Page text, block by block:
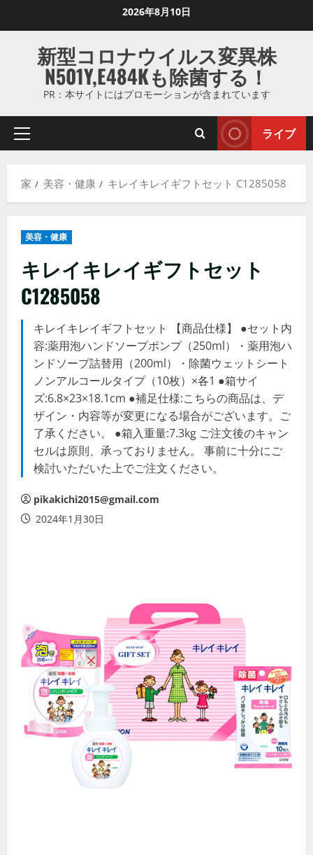
ス
ッ
ま
2026年8月10日
新型コロナウイルス変異株
N501Y,E484Kも除菌する！
PR：本サイトにはプロモーションが含まれています
プ
マ
ニ
ー
ライブ
家 美容・健康 キレイキレイギフトセット C1285058
美容・健康
キレイキレイギフトセット
C1285058
キレイキレイギフトセット 【商品仕様】 ●セット内
容:薬用泡ハンドソープポンプ（250ml）・薬用泡ハ
ンドソープ詰替用（200ml）・除菌ウェットシート
ノンアルコールタイプ（10枚）×各1 ●箱サイ
ズ:6.8×23×18.1cm ●補足仕様:こちらの商品は、デ
ザイン・内容等が変更になる場合がございます。ご
了承ください。 ●箱入重量:7.3kg ご注文後のキャン
セルは原則、承っておりません。 事前に十分にご
検討いただいた上でご注文ください。
pikakichi2015@gmail.com
2024年1月30日